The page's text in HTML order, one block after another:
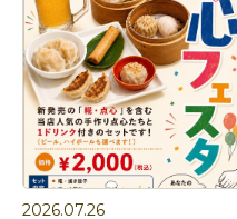
2026.07.26